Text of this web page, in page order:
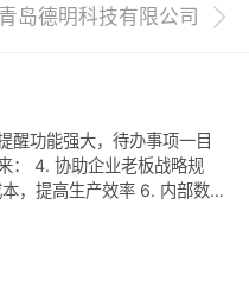
青岛德明科技有限公司
高竞争力